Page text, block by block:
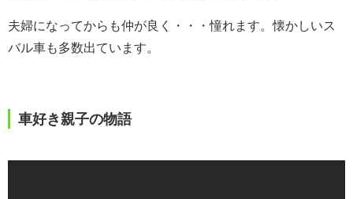
夫婦になってからも仲が良く・・・憧れます。懐かしいス
バル車も多数出ています。
車好き親子の物語